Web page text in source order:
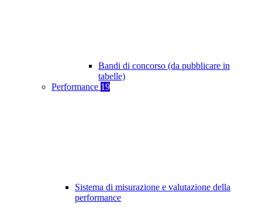
Bandi di concorso (da pubblicare in
tabelle)
Performance 19
Sistema di misurazione e valutazione della
performance